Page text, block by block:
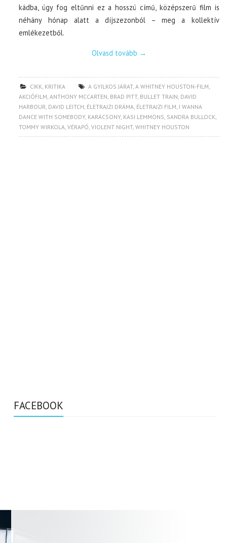
kádba, úgy fog eltűnni ez a hosszú című, középszerű film is
néhány hónap alatt a díjszezonból – meg a kollektív
emlékezetből.
Olvasd tovább →
CIKK, KRITIKA A GYILKOS JÁRAT,A WHITNEY HOUSTON-FILM,
AKCIÓFILM,ANTHONY MCCARTEN, BRAD PITT, BULLET TRAIN, DAVID
HARBOUR, DAVID LEITCH, ÉLETRAJZI DRÁMA, ÉLETRAJZI FILM, I WANNA
DANCE WITH SOMEBODY, KARÁCSONY, KASI LEMMONS, SANDRA BULLOCK,
TOMMY WIRKOLA,VÉRAPÓ,VIOLENT NIGHT,WHITNEY HOUSTON
FACEBOOK